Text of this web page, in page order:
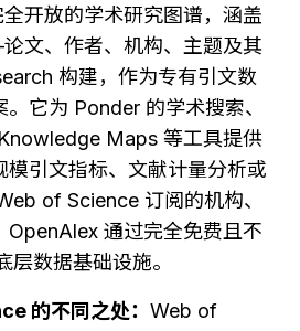
开放的学术研究图谱，涵盖
文、作者、机构、主题及其
构建，作为专有引文数
它为 Ponder 的学术搜索、
Maps 等工具提供
模引文指标、文献计量分析或
of Science 订阅的机构、
OpenAlex 通过完全免费且不
数据基础设施。
的不同之处： Web of